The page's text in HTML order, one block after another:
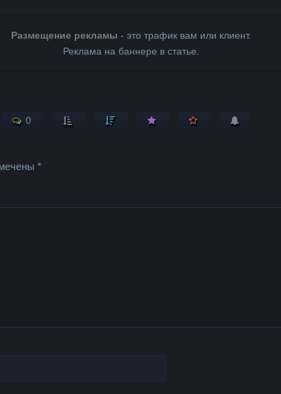
Размещение рекламы - это трафик вам или клиент.
Реклама на баннере в статье.
0
*